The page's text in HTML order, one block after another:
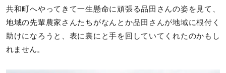
共和町へやってきて一生懸命に頑張る品田さんの姿を見て、
地域の先輩農家さんたちがなんとか品田さんが地域に根付く
助けになろうと、表に裏にと手を回していてくれたのかもし
れません。